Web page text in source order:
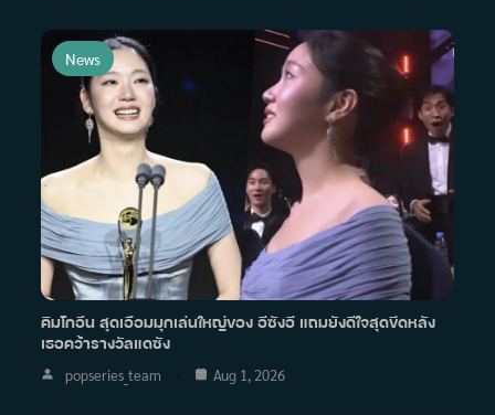
News
คิมโกอึน สุดเอือมมุกเล่นใหญ่ของ อีซังอี แถมยังดีใจสุดขีดหลัง
เธอคว้ารางวัลแดซัง
popseries_team Aug 1, 2026